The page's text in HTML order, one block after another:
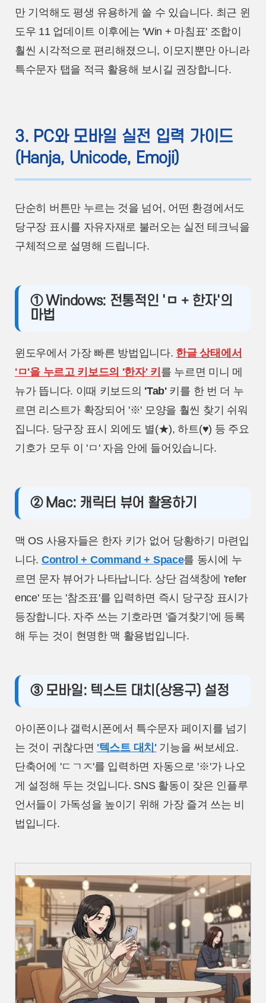
만 기억해도 평생 유용하게 쓸 수 있습니다. 최근 윈
도우 11 업데이트 이후에는 'Win + 마침표' 조합이
훨씬 시각적으로 편리해졌으니, 이모지뿐만 아니라
특수문자 탭을 적극 활용해 보시길 권장합니다.
3. PC와 모바일 실전 입력 가이드
(Hanja, Unicode, Emoji)
단순히 버튼만 누르는 것을 넘어, 어떤 환경에서도
당구장 표시를 자유자재로 불러오는 실전 테크닉을
구체적으로 설명해 드립니다.
① Windows: 전통적인 'ㅁ + 한자'의
마법
윈도우에서 가장 빠른 방법입니다. 한글 상태에서
'ㅁ'을 누르고 키보드의 '한자' 키 를 누르면 미니 메
뉴가 뜹니다. 이때 키보드의 'Tab'키를 한 번 더 누
르면 리스트가 확장되어 '※' 모양을 훨씬 찾기 쉬워
집니다. 당구장 표시 외에도 별(★), 하트(♥) 등 주요
기호가 모두 이 'ㅁ' 자음 안에 들어있습니다.
② Mac: 캐릭터 뷰어 활용하기
맥 OS 사용자들은 한자 키가 없어 당황하기 마련입
니다. Control + Command + Space를 동시에 누
르면 문자 뷰어가 나타납니다. 상단 검색창에 'refer
ence' 또는 '참조표'를 입력하면 즉시 당구장 표시가
등장합니다. 자주 쓰는 기호라면 '즐겨찾기'에 등록
해 두는 것이 현명한 맥 활용법입니다.
③ 모바일: 텍스트 대치(상용구) 설정
아이폰이나 갤럭시폰에서 특수문자 페이지를 넘기
는 것이 귀찮다면 '텍스트 대치'기능을 써보세요.
단축어에 'ㄷㄱㅈ'를 입력하면 자동으로 '※'가 나오
게 설정해 두는 것입니다. SNS 활동이 잦은 인플루
언서들이 가독성을 높이기 위해 가장 즐겨 쓰는 비
법입니다.